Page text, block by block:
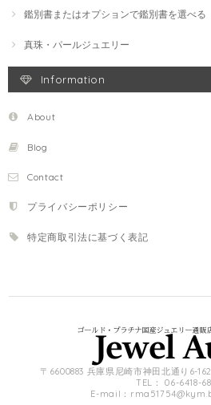
鑑別書またはオプションで鑑別書を選べる
真珠・パールジュエリー
Information
About
Blog
Contact
プライバシーポリシー
特定商取引法に基づく表記
〒6600883 兵庫県尼崎市神田北通り6-
TEL： 06-6418-
E-mail：